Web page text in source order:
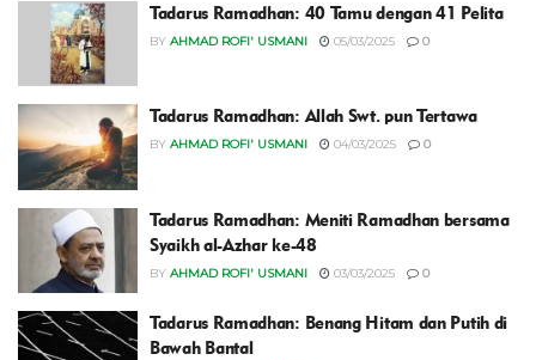
Tadarus Ramadhan: 40 Tamu dengan 41 Pelita
BY AHMAD ROFI' USMANI 05/03/2025 0
Tadarus Ramadhan: Allah Swt. pun Tertawa
BY AHMAD ROFI' USMANI 04/03/2025 0
Tadarus Ramadhan: Meniti Ramadhan bersama
Syaikh al-Azhar ke-48
BY AHMAD ROFI' USMANI 03/03/2025 0
Tadarus Ramadhan: Benang Hitam dan Putih di
Bawah Bantal